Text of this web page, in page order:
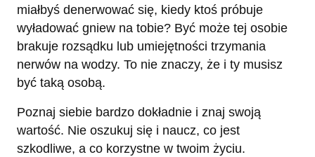
miałbyś denerwować się, kiedy ktoś próbuje
wyładować gniew na tobie? Być może tej osobie
brakuje rozsądku lub umiejętności trzymania
nerwów na wodzy. To nie znaczy, że i ty musisz
być taką osobą.
Poznaj siebie bardzo dokładnie i znaj swoją
wartość. Nie oszukuj się i naucz, co jest
szkodliwe, a co korzystne w twoim życiu.